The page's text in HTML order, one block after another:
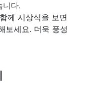
니다.
께 시상식을 보면
보세요. 더욱 풍성